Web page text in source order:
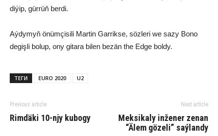
diýip, gürrüň berdi.
Aýdymyň önümçisili Martin Garrikse, sözleri we sazy Bono
degişli bolup, ony gitara bilen bezän the Edge boldy.
ТЕГИ EURO 2020 U2
Previous article
Rimdäki 10-njy kubogy
Next article
Meksikaly inžener zenan
“Älem gözeli” saýlandy